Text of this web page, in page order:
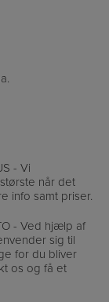
- Vi
når det
info samt priser.
- Ved hjælp af
sig til
for du bliver
os og få et